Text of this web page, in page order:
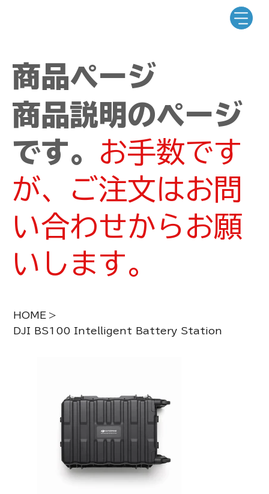
商品ページ
商品説明のページ
です。 お手数です
が、ご注文はお問
い合わせからお願
いします。
HOME >
DJI BS100 Intelligent Battery Station